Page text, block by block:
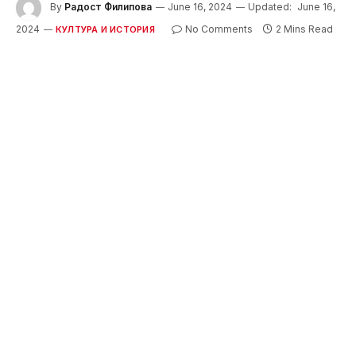
By Радост Филипова June 16, 2024 Updated: June 16,
2024
КУЛТУРА И ИСТОРИЯ No Comments 2 Mins Read